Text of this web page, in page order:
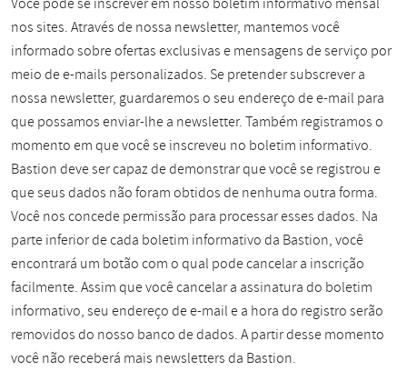
nos sites. Através de nossa newsletter, mantemos você
informado sobre ofertas exclusivas e mensagens de serviço por
meio de e-mails personalizados. Se pretender subscrever a
nossa newsletter, guardaremos o seu endereço de e-mail para
que possamos enviar-lhe a newsletter. Também registramos o
momento em que você se inscreveu no boletim informativo.
Bastion deve ser capaz de demonstrar que você se registrou e
que seus dados não foram obtidos de nenhuma outra forma.
Você nos concede permissão para processar esses dados. Na
parte inferior de cada boletim informativo da Bastion, você
encontrará um botão com o qual pode cancelar a inscrição
facilmente. Assim que você cancelar a assinatura do boletim
informativo, seu endereço de e-mail e a hora do registro serão
removidos do nosso banco de dados. A partir desse momento
você não receberá mais newsletters da Bastion.